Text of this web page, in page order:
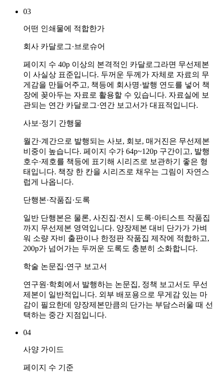
03
어떤 인쇄물에 적합한가
회사 카달로그·브로슈어
페이지 수 40p 이상의 본격적인 카달로그라면 무선제본
이 사실상 표준입니다. 두꺼운 두께가 자체로 자료의 무
게감을 만들어주고, 책등에 회사명·발행 연도를 넣어 책
장에 꽂아두는 자료로 활용할 수 있습니다. 자료실에 보
관되는 연간 카달로그·연간 보고서가 대표적입니다.
사보·정기 간행물
월간·계간으로 발행되는 사보, 회보, 매거진은 무선제본
비중이 높습니다. 페이지 수가 64p~120p 구간이고, 발행
호수·제호를 책등에 표기해 시리즈로 보관하기 좋은 형
태입니다. 책장 한 칸을 시리즈로 채우는 그림이 자연스
럽게 나옵니다.
단행본·작품집·도록
일반 단행본은 물론, 사진집·전시 도록·아티스트 작품집
까지 무선제본 영역입니다. 양장제본 대비 단가가 가벼
워 소량 자비 출판이나 한정판 작품집 제작에 적합하고,
200p가 넘어가는 두꺼운 도록도 충분히 소화합니다.
학술 논문집·연구 보고서
연구원·학회에서 발행하는 논문집, 정책 보고서도 무선
제본이 일반적입니다. 외부 배포용으로 무게감 있는 마
감이 필요한데 양장제본만큼의 단가는 부담스러울 때 선
택하는 중간 지점입니다.
04
사양 가이드
페이지 수 기준